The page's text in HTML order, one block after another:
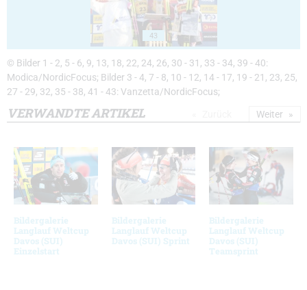
43
© Bilder 1 - 2, 5 - 6, 9, 13, 18, 22, 24, 26, 30 - 31, 33 - 34, 39 - 40:
Modica/NordicFocus; Bilder 3 - 4, 7 - 8, 10 - 12, 14 - 17, 19 - 21, 23, 25,
27 - 29, 32, 35 - 38, 41 - 43: Vanzetta/NordicFocus;
VERWANDTE ARTIKEL
Bildergalerie
Langlauf Weltcup
Davos (SUI)
Einzelstart
Bildergalerie
Langlauf Weltcup
Davos (SUI) Sprint
Bildergalerie
Langlauf Weltcup
Davos (SUI)
Teamsprint
Weiter